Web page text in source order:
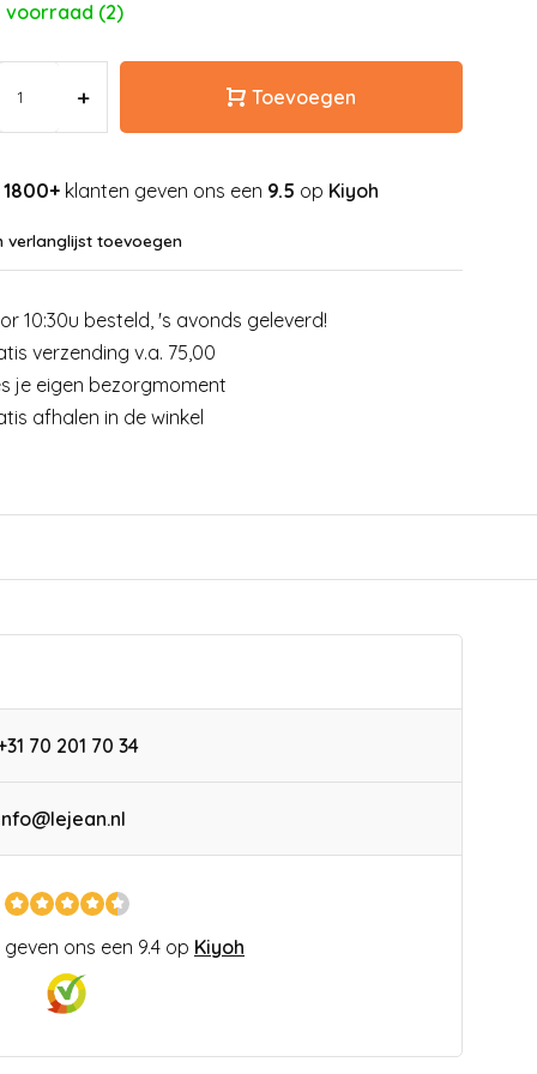
voorraad (2)
+ Toevoegen
1800+ klanten geven ons een 9.5 op Kiyoh
verlanglijst toevoegen
10:30u besteld, 's avonds geleverd!
verzending v.a. 75,00
je eigen bezorgmoment
afhalen in de winkel
70 201 70 34
ons een 9.4 op Kiyoh